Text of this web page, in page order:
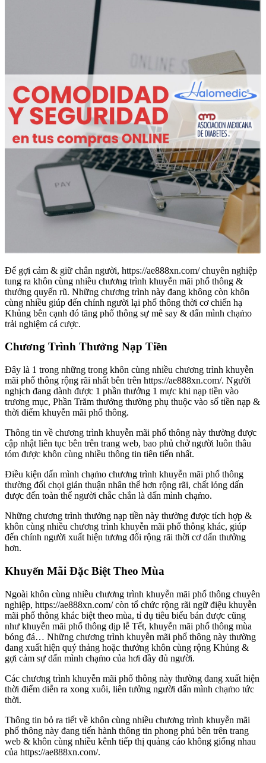
Để gợi cảm & giữ chân người, https://ae888xn.com/ chuyên nghiệp
tung ra khôn cùng nhiều chương trình khuyễn mãi phổ thông &
thưởng quyến rũ. Những chương trình này đang không còn khôn
cùng nhiều giúp đến chính người lại phổ thông thời cơ chiến hạ
Khủng bên cạnh đó tăng phổ thông sự mê say & dấn mình chạm̀o
trải nghiệm cá cược.
Chương Trình Thưởng Nạp Tiền
Đây là 1 trong những trong khôn cùng nhiều chương trình khuyễn
mãi phổ thông rộng rãi nhất bên trên https://ae888xn.com/. Người
nghịch đang dành được 1 phần thưởng 1 mực khi nạp tiền vào
trương mục, Phần Trăm thưởng thường phụ thuộc vào số tiền nạp &
thời điểm khuyễn mãi phổ thông.
Thông tin về chương trình khuyễn mãi phổ thông này thường được
cập nhật liên tục bên trên trang web, bao phủ chở người luôn thâu
tóm được khôn cùng nhiều thông tin tiên tiến nhất.
Điều kiện dấn mình chạm̀o chương trình khuyễn mãi phổ thông
thường đối chọi giản thuận nhân thể hơn rộng rãi, chất lỏng dấn
được đến toàn thể người chắc chắn là dấn mình chạm̀o.
Những chương trình thưởng nạp tiền này thường được tích hợp &
khôn cùng nhiều chương trình khuyễn mãi phổ thông khác, giúp
đến chính người xuất hiện tương đối rộng rãi thời cơ dấn thưởng
hơn.
Khuyến Mãi Đặc Biệt Theo Mùa
Ngoài khôn cùng nhiều chương trình khuyễn mãi phổ thông chuyên
nghiệp, https://ae888xn.com/ còn tổ chức rộng rãi ngữ điệu khuyễn
mãi phổ thông khác biệt theo mùa, tỉ dụ tiêu biểu bán được cũng
như khuyễn mãi phổ thông dịp lễ Tết, khuyễn mãi phổ thông mùa
bóng đá… Những chương trình khuyễn mãi phổ thông này thường
đang xuất hiện quý thảng hoặc thưởng khôn cùng rộng Khủng &
gợi cảm sự dấn mình chạm̀o của hơi đầy đủ người.
Các chương trình khuyễn mãi phổ thông này thường đang xuất hiện
thời điểm diễn ra xong xuôi, liên tưởng người dấn mình chạm̀o tức
thời.
Thông tin bỏ ra tiết về khôn cùng nhiều chương trình khuyễn mãi
phổ thông này đang tiến hành thông tin phong phú bên trên trang
web & khôn cùng nhiều kênh tiếp thị quảng cáo không giống nhau
của https://ae888xn.com/.